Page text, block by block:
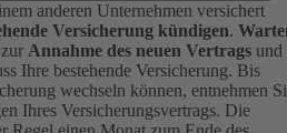
anderen Unternehmen versichert
Versicherung kündigen.
Annahme des neuen Vertrags und
Ihre bestehende Versicherung. Bis
wechseln können, entnehmen
Ihres Versicherungsvertrags. Die